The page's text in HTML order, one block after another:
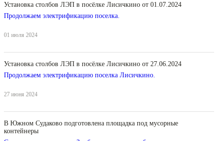
Установка столбов ЛЭП в посёлке Лисичкино от 01.07.2024
Продолжаем электрификацию поселка.
01 июля 2024
Установка столбов ЛЭП в посёлке Лисичкино от 27.06.2024
Продолжаем электрификацию поселка Лисичкино.
27 июня 2024
В Южном Судаково подготовлена площадка под мусорные
контейнеры